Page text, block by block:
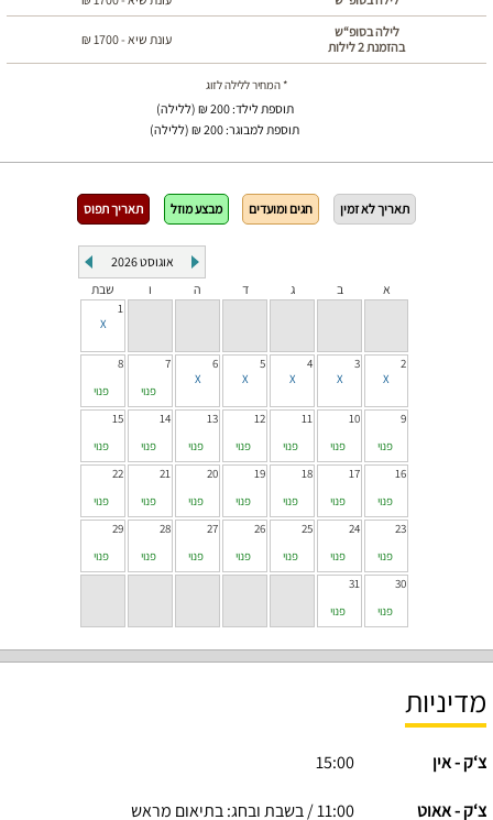
לילה בסופ“ש
בהזמנת 2 לילות
עונת שיא -1700
₪
* המחיר ללילה לזוג
תוספת לילד: 200 ₪ (ללילה)
תוספת למבוגר: 200 ₪ (ללילה)
תאריך לא זמין חגים ומועדים מבצע מוזל תאריך תפוס
אוגוסט2026
א
ב ג ד ה ו שבת
1
2
3
4
5
6
7
פנוי
8
פנוי
9
פנוי
10
פנוי
11
פנוי
12
פנוי
13
פנוי
14
פנוי
15
פנוי
16
פנוי
17
פנוי
18
פנוי
19
פנוי
20
פנוי
21
פנוי
22
פנוי
23
פנוי
24
פנוי
25
פנוי
26
פנוי
27
פנוי
28
פנוי
29
פנוי
30
פנוי
31
פנוי
מדיניות
צ‘ק - אין 15:00
צ‘ק - אאוט
11:00 / בשבת ובחג: בתיאום מראש